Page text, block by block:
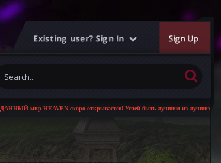
Existing user? Sign In Sign Up
открывается! Успей быть лучшим из лучших!